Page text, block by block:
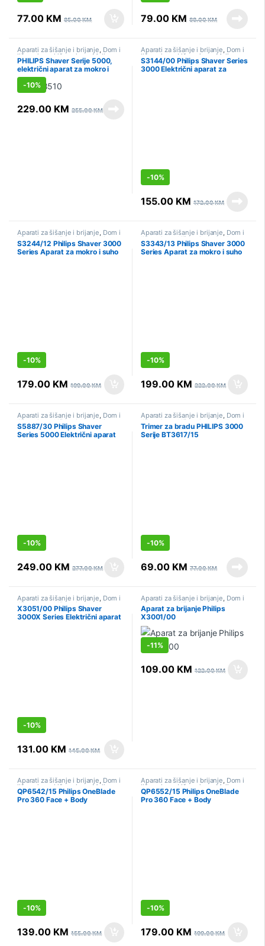
77.00 KM 85.00KM 79.00 KM 88.00KM
Aparati za šišanje i brijanje, Dom i
lična njega, Lična njega ,Mali
kućanski aparati, Sniženo
PHILIPS Shaver Serije 5000,
električni aparat za mokro i
suho brijanje S5885/10
-10%
229.00 KM 255.00KM
Aparati za šišanje i brijanje, Dom i
lična njega ,Lična njega Mali
kućanski aparati,Sniženo
S3144/00 Philips Shaver Series
3000 Električni aparat za
-10%
155.00 KM 172.00KM
Aparati za šišanje i brijanje, Dom i
lična njega ,Lična njega Mali
kućanski aparati,Sniženo
S3244/12 Philips Shaver 3000
Series Aparat za mokro i suho
-10%
179.00 KM 199.00KM
Aparati za šišanje i brijanje, Dom i
lična njega ,Lična njega Mali
kućanski aparati,Sniženo
S3343/13 Philips Shaver 3000
Series Aparat za mokro i suho
-10%
199.00 KM 222.00KM
Aparati za šišanje i brijanje, Dom i
lična njega,Lična njega Mali
kućanski aparati,Sniženo
S5887/30 Philips Shaver
Series 5000 Električni aparat
-10%
249.00 KM 277.00KM
Aparati za šišanje i brijanje, Dom i
lična njega , Lična njega,Mali
kućanski aparati,Sniženo
Trimer za bradu PHILIPS 3000
Serije BT3617/15
-10%
69.00 KM 77.00KM
Aparati za šišanje i brijanje Dom i
lična njega,Lična njega Mali
kućanski aparati,Sniženo
X3051/00 Philips Shaver
3000X Series Električni aparat
-10%
131.00 KM 145.00KM
Aparati za šišanje i brijanje Dom i
lična njega ,Lična njega,Mali
kućanski aparati,Sniženo
Aparat za brijanje Philips
X3001/00
-11%
109.00 KM 122.00KM
Aparati za šišanje i brijanje, Dom i
lična njega,Lična njega Mali
kućanski aparati,Sniženo
QP6542/15 Philips OneBlade
Pro 360 Face + Body
-10%
139.00 KM 155.00KM
Aparati za šišanje i brijanje, Dom i
lična njega,Lična njega Mali
kućanski aparati,Sniženo
QP6552/15 Philips OneBlade
Pro 360 Face + Body
-10%
179.00 KM 199.00KM